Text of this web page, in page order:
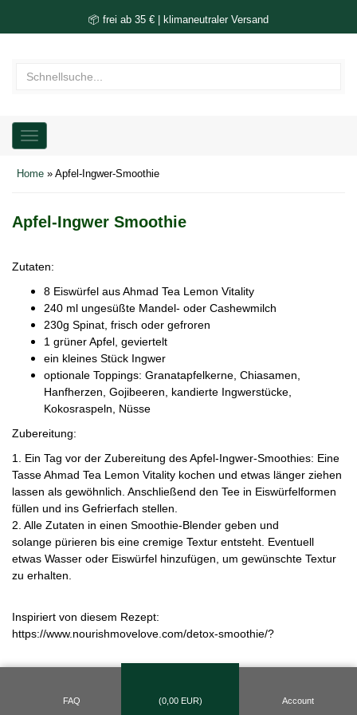
📦 frei ab 35 € | klimaneutraler Versand
Toggle
Home » Apfel-Ingwer-Smoothie
Apfel-Ingwer Smoothie
Zutaten:
8 Eiswürfel aus Ahmad Tea Lemon Vitality
240 ml ungesüßte Mandel- oder Cashewmilch
230g Spinat, frisch oder gefroren
1 grüner Apfel, geviertelt
ein kleines Stück Ingwer
optionale Toppings: Granatapfelkerne, Chiasamen,
Hanfherzen, Gojibeeren, kandierte Ingwerstücke,
Kokosraspeln, Nüsse
Zubereitung:
1. Ein Tag vor der Zubereitung des Apfel-Ingwer-Smoothies: Eine
Tasse Ahmad Tea Lemon Vitality kochen und etwas länger ziehen
lassen als gewöhnlich. Anschließend den Tee in Eiswürfelformen
füllen und ins Gefrierfach stellen.
2. Alle Zutaten in einen Smoothie-Blender geben und
solange pürieren bis eine cremige Textur entsteht. Eventuell
etwas Wasser oder Eiswürfel hinzufügen, um gewünschte Textur
zu erhalten.
Inspiriert von diesem Rezept:
https://www.nourishmovelove.com/detox-smoothie/?
Account
(0,00EUR)
FAQ